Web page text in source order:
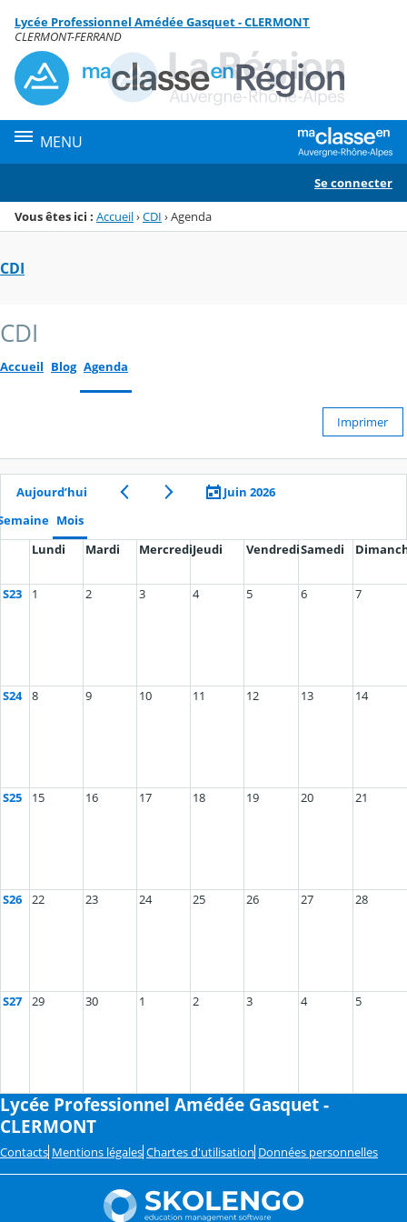
Menu de la rubrique
Contenu
Lycée Professionnel Amédée Gasquet - CLERMONT
CLERMONT-FERRAND
MENU
Se connecter
Vous êtes ici : Accueil›CDI ›Agenda
CDI
CDI
Accueil Blog Agenda
Imprimer
Aujourd’hui
Juin 2026
Mois
Lundi
Mardi MercrediJeudi VendrediSamedi
S23 1 2 3 4 5 6 7
S24 8 9 10 11 12 13 14
S25 15 16 17 18 19 20 21
S26 22 23 24 25 26 27 28
S27 29 30 1 2 3 4 5
Lycée Professionnel Amédée Gasquet -
CLERMONT
Contacts Mentions légales Chartes d'utilisation Données personnelles